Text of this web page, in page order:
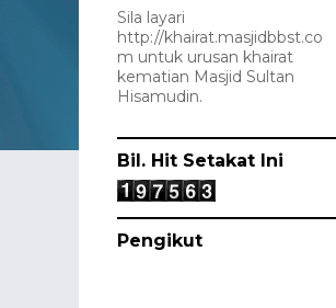
Sila layari
http://khairat.masjidbbst.co
m untuk urusan khairat
kematian Masjid Sultan
Hisamudin.
Bil. Hit Setakat Ini
Pengikut